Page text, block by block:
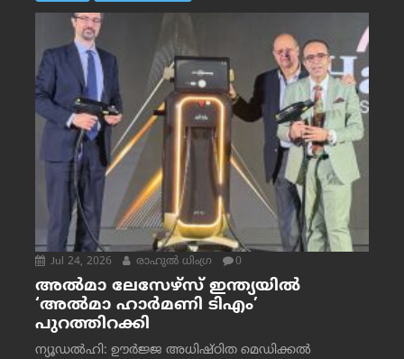
Jul 24, 2026 രാഹുല്‍ ധിംഗ്ര 0
അൽമാ ലേസേഴ്സ് ഇന്ത്യയിൽ
‘അൽമാ ഹാർമണി ടിഎം’
പുറത്തിറക്കി
ന്യൂഡൽഹി: ഊർജ്ജ അധിഷ്ഠിത മെഡിക്കൽ